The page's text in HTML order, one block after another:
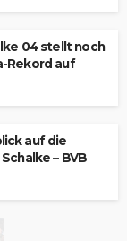
04 stellt noch
Rekord auf
auf die
– BVB